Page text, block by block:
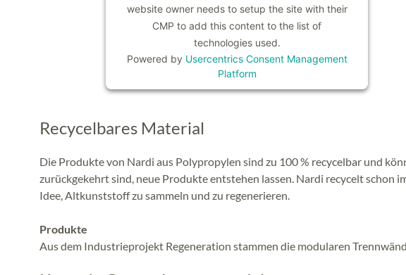
website owner needs to setup the site with their
CMP to add this content to the list of
technologies used.
Powered by Usercentrics Consent Management
Platform
Recycelbares Material
Die Produkte von Nardi aus Polypropylen sind zu 100 % recycelbar und
zurückgekehrt sind, neue Produkte entstehen lassen. Nardi recycelt schon
Idee, Altkunststoff zu sammeln und zu regenerieren.
Produkte
Aus dem Industrieprojekt Regeneration stammen die modularen